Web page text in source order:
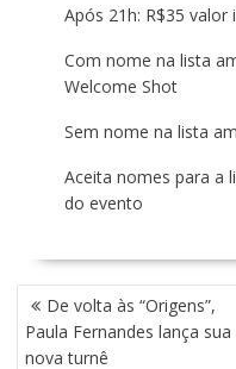
Após 21h: R$35 valor
Com nome na lista
Welcome Shot
Sem nome na lista
Aceita nomes para a
do evento
N
A
V
De volta às “Origens”,
Paula Fernandes lança sua
nova turnê